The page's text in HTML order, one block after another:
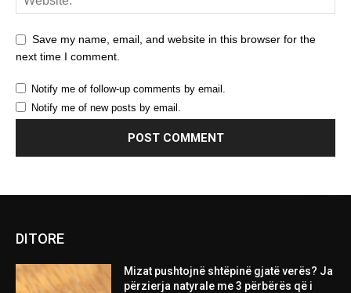
Save my name, email, and website in this browser for the
next time I comment.
Notify me of follow-up comments by email.
Notify me of new posts by email.
DITORE
Mizat pushtojnë shtëpinë gjatë verës? Ja
përzierja natyrale me 3 përbërës që i